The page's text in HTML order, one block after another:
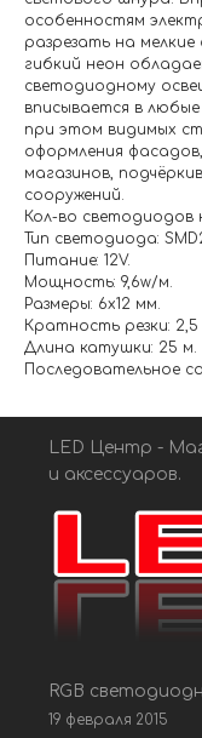
особенностям
разрезать на
гибкий неон
светодиодному
вписывается в
при этом видимых
оформления
магазинов,
сооружений.
Кол-во светодиодов
Тип светодиода:
Питание: 12V.
Мощность: 9,6w/м.
Размеры: 6х12 мм.
Кратность резки: 2,5
Длина катушки: 25 м.
Последовательное
LED Центр -
и аксессуаров.
RGB
19 февраля 2015